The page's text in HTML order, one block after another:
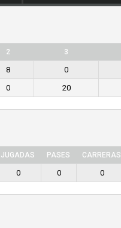
2 3
8 0
0 20
JUGADAS PASES CARRERAS
0 0 0